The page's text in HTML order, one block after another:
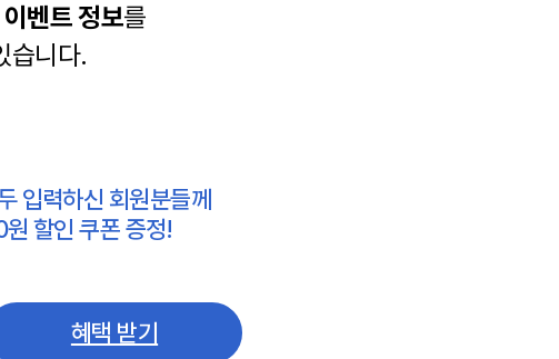
이벤트 정보를
습니다.
입력하신 회원분들께
할인 쿠폰 증정!
혜택 받기